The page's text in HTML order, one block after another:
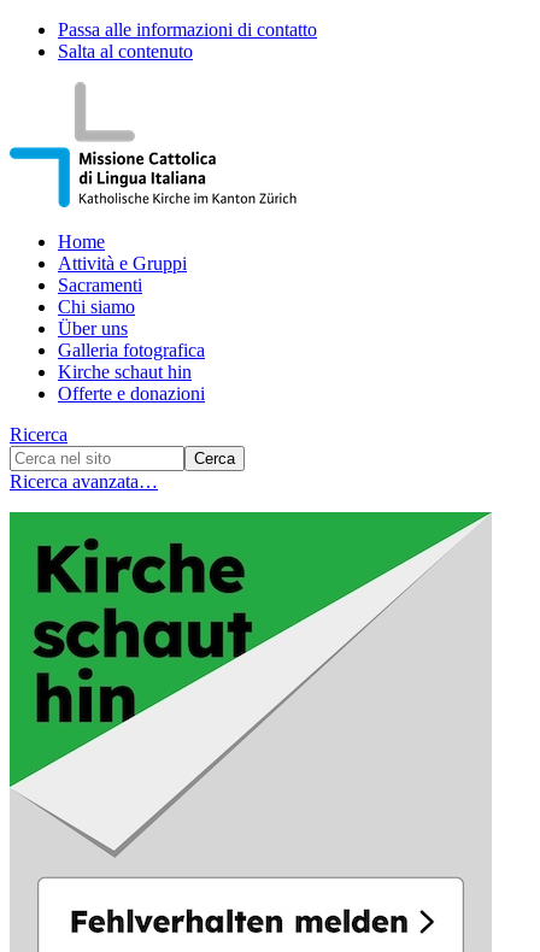
Passa alle informazioni di contatto
Salta al contenuto
Home
Attività e Gruppi
Sacramenti
Chi siamo
Über uns
Galleria fotografica
Kirche schaut hin
Offerte e donazioni
Ricerca
Ricerca avanzata…